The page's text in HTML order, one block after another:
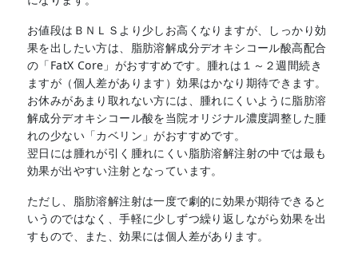
お値段はＢＮＬＳより少しお高くなりますが、しっかり効
果を出したい方は、脂肪溶解成分デオキシコール酸高配合
の「FatX Core」がおすすめです。腫れは１～２週間続き
ますが（個人差があります）効果はかなり期待できます。
お休みがあまり取れない方には、腫れにくいように脂肪溶
解成分デオキシコール酸を当院オリジナル濃度調整した腫
れの少ない「カベリン」がおすすめです。
翌日には腫れが引く腫れにくい脂肪溶解注射の中では最も
効果が出やすい注射となっています。
ただし、脂肪溶解注射は一度で劇的に効果が期待できると
いうのではなく、手軽に少しずつ繰り返しながら効果を出
すもので、また、効果には個人差があります。